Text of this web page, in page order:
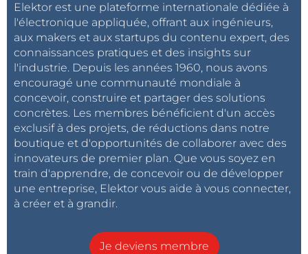
Elektor est une plateforme internationale dédiée à
l'électronique appliquée, offrant aux ingénieurs,
aux makers et aux startups du contenu expert, des
connaissances pratiques et des insights sur
l'industrie. Depuis les années 1960, nous avons
encouragé une communauté mondiale à
concevoir, construire et partager des solutions
concrètes. Les membres bénéficient d'un accès
exclusif à des projets, de réductions dans notre
boutique et d'opportunités de collaborer avec des
innovateurs de premier plan. Que vous soyez en
train d'apprendre, de concevoir ou de développer
une entreprise, Elektor vous aide à vous connecter,
à créer et à grandir.
Je deviens membre